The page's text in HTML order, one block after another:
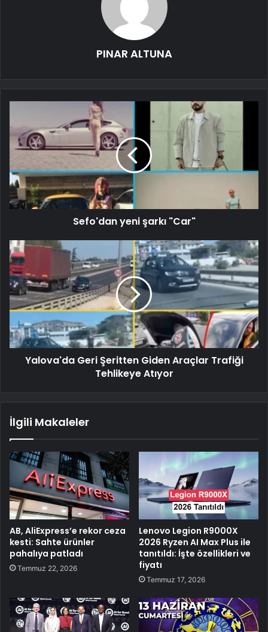
PINAR ALTUNA
Sefo'dan yeni şarkı "Car"
Yalova'da Geri Şeritten Giden Araçlar Trafiği
Tehlikeye Atıyor
İlgili Makaleler
AB, AliExpress’e rekor ceza
kesti: Sahte ürünler
pahalıya patladı
Temmuz 22, 2026
Lenovo Legion R9000X
2026 Ryzen AI Max Plus ile
tanıtıldı: İşte özellikleri ve
fiyatı
Temmuz 17, 2026